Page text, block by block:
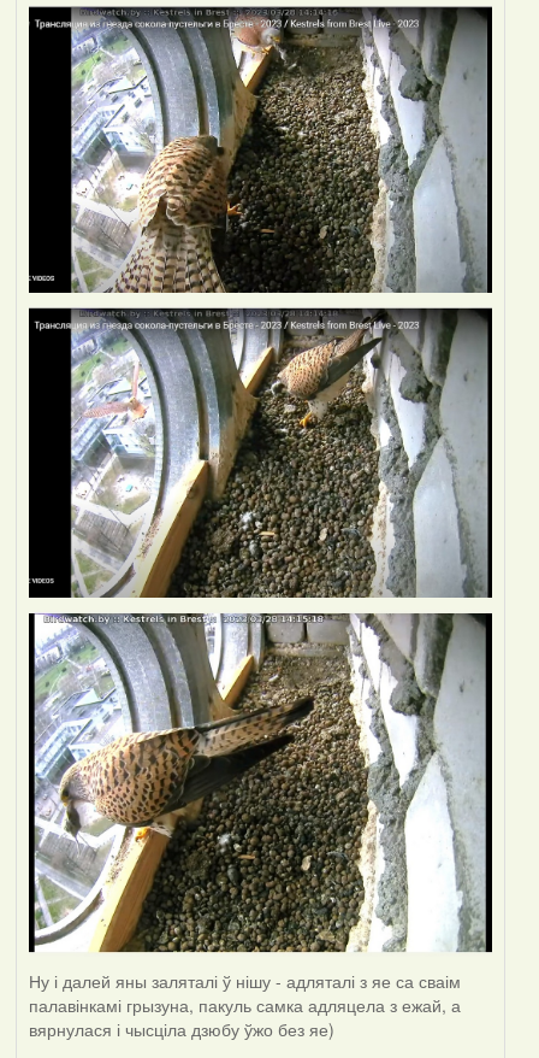
Ну і далей яны заляталі ў нішу - адляталі з яе са сваім
палавінкамі грызуна, пакуль самка адляцела з ежай, а
вярнулася і чысціла дзюбу ўжо без яе)